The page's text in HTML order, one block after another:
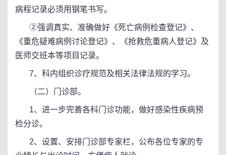
病程记录必须用钢笔书写。
②强调真实、准确做好《死亡病例检查登记》、
《重危疑难病例讨论登记》、《抢救危重病人登记》及
医师交班本等项目记录。
7、科内组织诊疗规范及相关法律法规的学习。
（二）门诊部。
1、进一步完善各科门诊功能，做好感染性疾病预
检分诊。
2、设置、安排门诊部专家栏，公布各位专家的专